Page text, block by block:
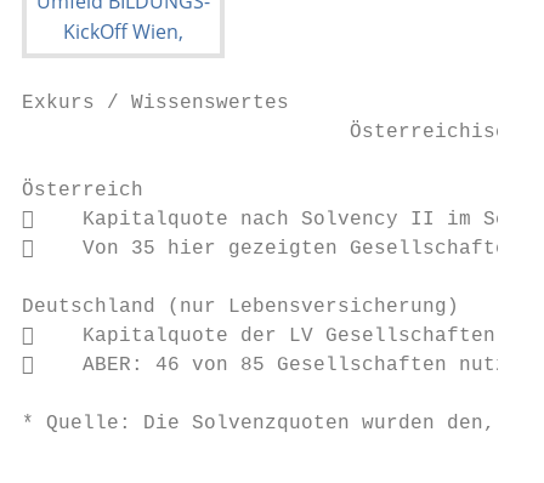
Exkurs / Wissenswertes
Österreich
    Kapitalquote nach Solvency II im
    Von 35 hier gezeigten Gesellschaften
Deutschland (nur Lebensversicherung)
    Kapitalquote der LV Gesellschaften
    ABER: 46 von 85 Gesellschaften nutzen
* Quelle: Die Solvenzquoten wurden den,